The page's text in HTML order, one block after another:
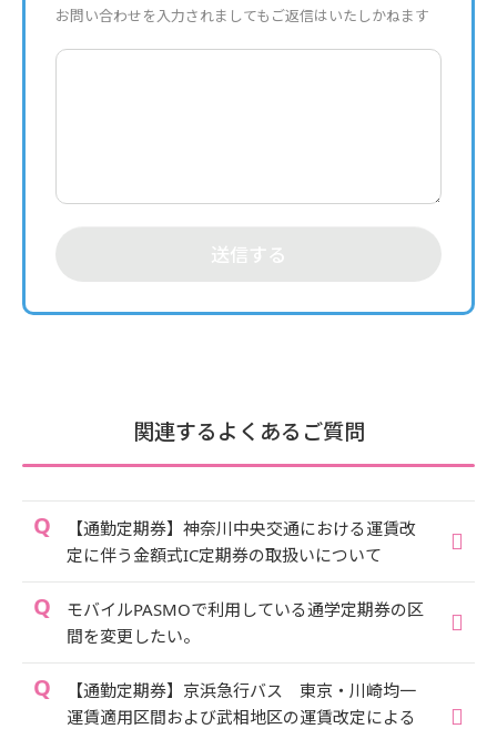
お問い合わせを入力されましてもご返信はいたしかねます
送信する
関連するよくあるご質問
【通勤定期券】神奈川中央交通における運賃改
定に伴う金額式IC定期券の取扱いについて
モバイルPASMOで利用している通学定期券の区
間を変更したい。
【通勤定期券】京浜急行バス 東京・川崎均一
運賃適用区間および武相地区の運賃改定による